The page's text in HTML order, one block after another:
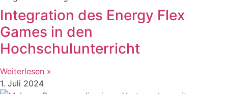
Integration des Energy Flex
Games in den
Hochschulunterricht
Weiterlesen »
1. Juli 2024